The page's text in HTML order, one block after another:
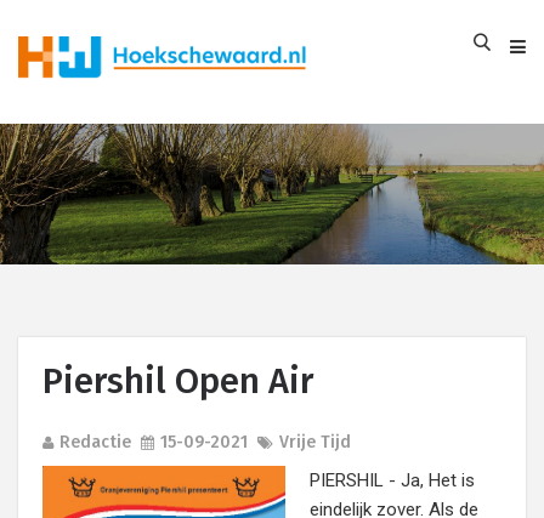
Piershil Open Air
Redactie 15-09-2021 Vrije Tijd
PIERSHIL - Ja, Het is
eindelijk zover. Als de